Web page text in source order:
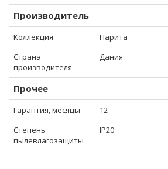
Производитель
Коллекция
Нарита
Страна
производителя
Дания
Прочее
Гарантия, месяцы
12
Степень
пылевлагозащиты
IP20